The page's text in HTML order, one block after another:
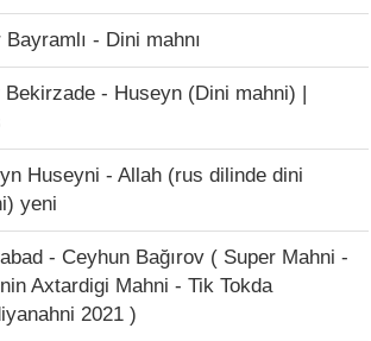
Bayramlı - Dini mahnı
Bekirzade - Huseyn (Dini mahni) |
Huseyni - Allah (rus dilinde dini
yeni
- Ceyhun Bağırov ( Super Mahni -
Axtardigi Mahni - Tik Tokda
2021 )